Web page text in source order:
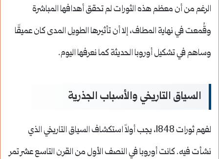
الرغم من أن معظم هذه الثورات لم تحقق أهدافها المباشرة
وقُمعت في نهاية المطاف، إلا أن تأثيرها الطويل المدى كان عميقًا
وساهم في تشكيل أوروبا الحديثة كما نعرفها اليوم.
السياق التاريخي والأسباب الجذرية
لفهم ثورات 1848، يجب أولاً استكشاف السياق التاريخي الذي
نشأت فيه. كانت أوروبا في النصف الأول من القرن التاسع عشر تمر